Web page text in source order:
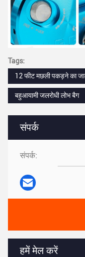
संपर्क
संपर्क:
हमें मेल करें
Tags:
12 फीट मछली पकड़ने का
बहुआयामी जलरोधी लोभ बैग